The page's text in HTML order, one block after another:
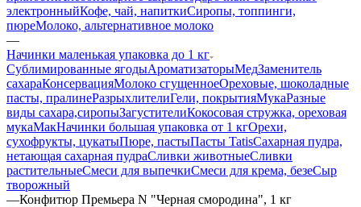
электронныйКофе, чай, напиткиСиропы, топпинги,
пюреМолоко, альтернативное молоко
—
Начинки маленькая упаковка до 1 кг
Сублимированные ягодыАроматизаторыМедЗаменитель
сахараКонсервацияМолоко сгущенноеОреховые, шоколадные
пасты, пралинеРазрыхлителиГели, покрытияМукаРазные
виды сахара,сиропыЗагустителиКокосовая стружка, ореховая
мукаМакНачинки большая упаковка от 1 кгОрехи,
сухофрукты, цукатыПюре, пастыПасты TatisСахарная пудра,
нетающая сахарная пудраСливки животныеСливки
растительныеСмеси для выпечкиСмеси для крема, безеСыр
творожный
—Конфитюр Премьера N "Черная смородина", 1 кг